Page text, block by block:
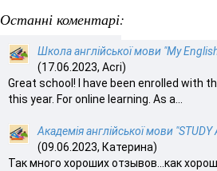
Останні коментарі:
Школа англійської мови "My
(17.06.2023, Acri)
Great school! I have been enrolled with
this year. For online learning. As a...
Академія англійської мови "STUDY
(09.06.2023, Катерина)
Так много хороших отзывов…как